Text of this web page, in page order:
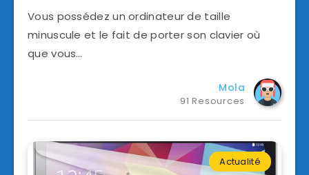
Vous possédez un ordinateur de taille
minuscule et le fait de porter son clavier où
que vous…
Mola
91 Resources
Actualité